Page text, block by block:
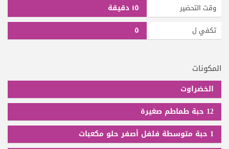
وقت التحضير ١٥ دقيقة
تكفي ل ٥
المكونات
الخضراوت
12 حبة طماطم صغيرة
1 حبة متوسطة فلفل أصفر حلو مكعبات